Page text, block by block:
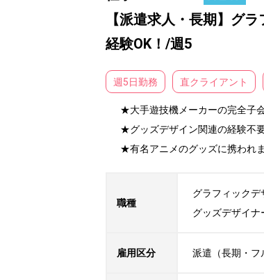
【派遣求人・長期】グ
経験OK！/週5
週5日勤務 直クライアント
★大手遊技機メーカーの完全子
★グッズデザイン関連の経験不
★有名アニメのグッズに携われ
職種
グラフィックデ
グッズデザイナ
雇用区分 派遣（長期・フ